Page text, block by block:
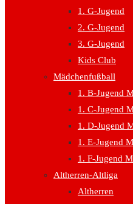
1. G-Jugend
2. G-Jugend
3. G-Jugend
Kids Club
Mädchenfußball
1. B-Jugend
1. C-Jugend
1. D-Jugend
1. E-Jugend
1. F-Jugend
Altherren-Altliga
Altherren